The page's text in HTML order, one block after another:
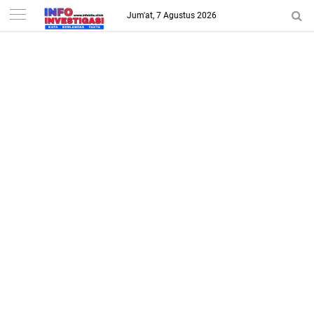
-->
Jum'at, 7 Agustus 2026